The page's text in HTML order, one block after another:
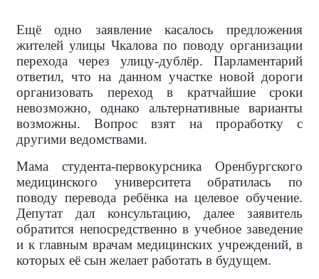
Ещё одно заявление касалось предложения
жителей улицы Чкалова по поводу организации
перехода через улицу-дублёр. Парламентарий
ответил, что на данном участке новой дороги
организовать переход в кратчайшие сроки
невозможно, однако альтернативные варианты
возможны. Вопрос взят на проработку с
другими ведомствами.
Мама студента-первокурсника Оренбургского
медицинского университета обратилась по
поводу перевода ребёнка на целевое обучение.
Депутат дал консультацию, далее заявитель
обратится непосредственно в учебное заведение
и к главным врачам медицинских учреждений, в
которых её сын желает работать в будущем.